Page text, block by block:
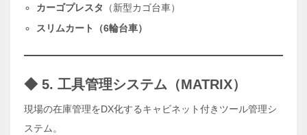
カーゴプレスタ
（新型カゴ台車）
スリムカート（6輪台車）
◆ 5. 工具管理システム（MATRIX）
現場の在庫管理をDX化するキャビネット付きツール管理シ
ステム。